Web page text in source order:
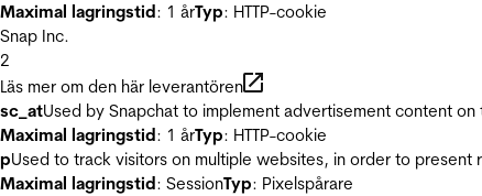
Maximal lagringstid: 1 årTyp: HTTP-cookie
Snap Inc.
2
Läs mer om den här leverantören
sc_atUsed by Snapchat to implement advertisement content
Maximal lagringstid: 1 årTyp: HTTP-cookie
pUsed to track visitors on multiple websites, in order to
Maximal lagringstid: SessionTyp: Pixelspårare